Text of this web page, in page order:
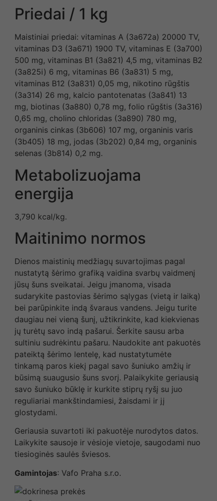
Priedai / 1 kg
Maistiniai priedai: vitaminas A (3a672a) 20000 TV,
vitaminas D3 (3a671) 1900 TV, vitaminas E (3a700)
500 mg, vitaminas B1 (3a821) 4,5 mg, vitaminas B2
(3a825i) 6 mg, vitaminas B6 (3a831) 5 mg,
vitaminas B12 (3a831) 0,05 mg, nikotino rūgštis
(3a314) 26 mg, kalcio pantotenatas (3a841) 13
mg, biotinas (3a880) 0,78 mg, folio rūgštis (3a316)
0,65 mg, cholino chloridas (3a890) 780 mg,
organinis cinkas (3b606) 107 mg, organinis varis
(3b405) 18 mg, jodas (3b202) 0,84 mg, organinis
selenas (3b814) 0,2 mg.
Metabolizuojama
energija
3,790 kcal/kg.
Maitinimo normos
Dienos maistinių medžiagų suvartojimas pagal
nustatytą šėrimo grafiką vaidina svarbų vaidmenį
jūsų šuns sveikatai. Jeigu įmanoma, visada
sudarykite pastovias šėrimo sąlygas (vietą ir laiką)
bei parūpinkite indą švaraus vandens. Jeigu turite
daugiau nei vieną šunį, užtikrinkite, kad kiekvienas
jų turėtų savo indą pašarui. Šerkite sausu arba
sultiniu sudrėkintu pašaru. Naudokite ant pakuotės
pateiktą šėrimo lentelę, kad nustatytumėte
tinkamą paros kiekį pagal savo šuniuko amžių ir
būsimą suaugusio šuns svorį. Palaikykite geriausią
savo šuniuko būklę ir kurkite stiprų ryšį su juo
reguliariai mankštindamiesi, žaisdami ir jį
glostydami.
Geriausia suvartoti iki pakuotėje nurodytos datos.
Laikykite sausoje ir vėsioje vietoje, saugodami nuo
tiesioginės saulės šviesos.
Gamintojas: Vafo Praha s.r.o.